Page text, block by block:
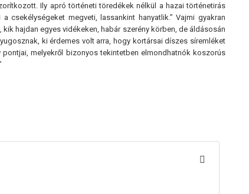
Ily apró történeti töredékek nélkül a hazai történetirás
megveti, lassankint hanyatlik.” Vajmi gyakran
hajdan egyes vidékeken, habár szerény körben, de áldásosán
ki érdemes volt arra, hogy kortársai díszes síremléket
melyekről bizonyos tekintetben elmondhatnók koszorús